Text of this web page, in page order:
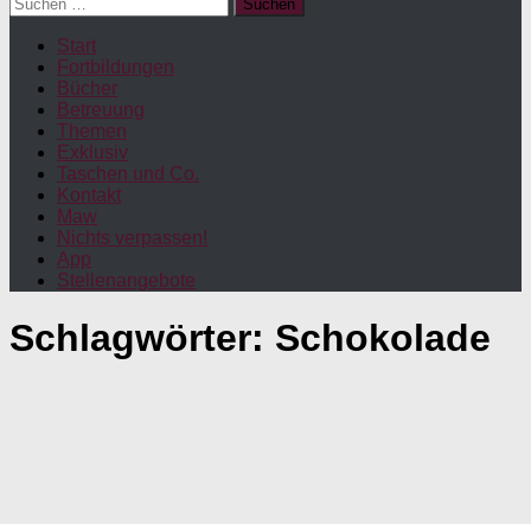
nach:
Start
Fortbildungen
Bücher
Betreuung
Themen
Exklusiv
Taschen und Co.
Kontakt
Maw
Nichts verpassen!
App
Stellenangebote
Schlagwörter: Schokolade